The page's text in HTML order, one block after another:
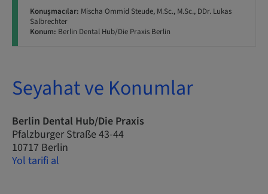
Konuşmacılar: Mischa Ommid Steude, M.Sc., M.Sc., DDr. Lukas
Salbrechter
Konum: Berlin Dental Hub/Die Praxis Berlin
Seyahat ve Konumlar
Berlin Dental Hub/Die Praxis
Pfalzburger Straße 43-44
10717 Berlin
Yol tarifi al